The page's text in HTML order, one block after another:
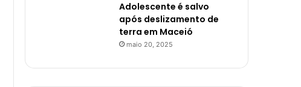
Adolescente é salvo
após deslizamento de
terra em Maceió
maio 20, 2025